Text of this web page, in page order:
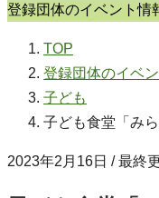
登録団体のイベント情
TOP
登録団体のイベ
子ども
子ども食堂「み
2023年2月16日 / 最終